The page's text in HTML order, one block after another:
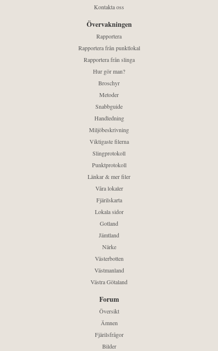
Kontakta oss
Övervakningen
Rapportera
Rapportera från punktlokal
Rapportera från slinga
Hur gör man?
Broschyr
Metoder
Snabbguide
Handledning
Miljöbeskrivning
Viktigaste filerna
Slingprotokoll
Punktprotokoll
Länkar & mer filer
Våra lokaler
Fjärilskarta
Lokala sidor
Gotland
Jämtland
Närke
Västerbotten
Västmanland
Västra Götaland
Forum
Översikt
Ämnen
Fjärilsfrågor
Bilder